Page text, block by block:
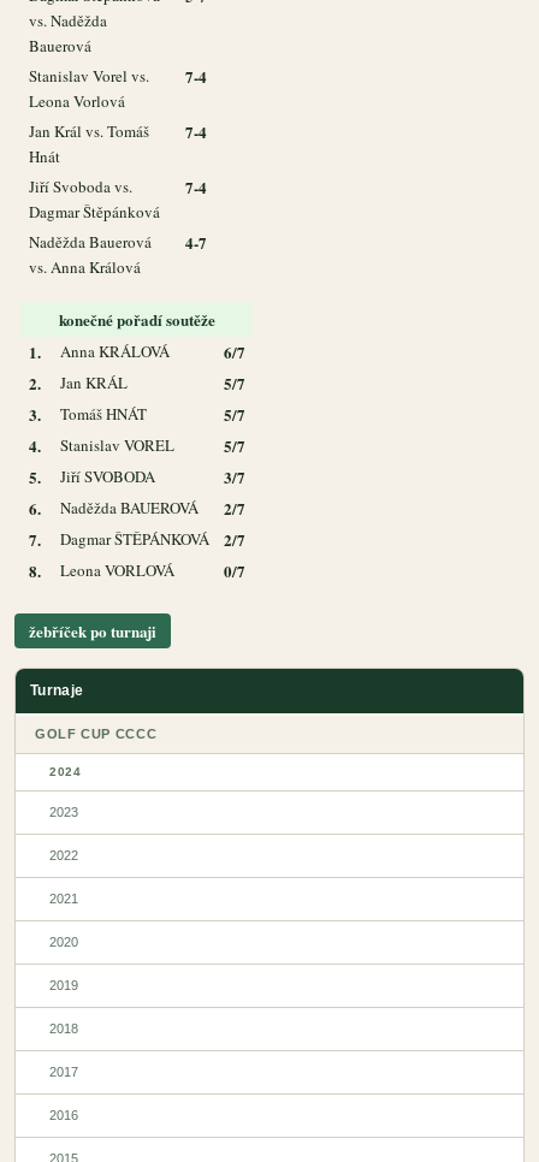
vs. Naděžda
Bauerová
Stanislav Vorel vs.
Leona Vorlová
7-4
Jan Král vs. Tomáš
Hnát
7-4
Jiří Svoboda vs.
Dagmar Štěpánková
7-4
Naděžda Bauerová
vs. Anna Králová
4-7
konečné pořadí soutěže
1.
Anna KRÁLOVÁ
6/7
2.
Jan KRÁL
5/7
3.
Tomáš HNÁT
5/7
4.
Stanislav VOREL
5/7
5.
Jiří SVOBODA
3/7
6.
Naděžda BAUEROVÁ
2/7
7.
Dagmar ŠTĚPÁNKOVÁ
2/7
8.
Leona VORLOVÁ 0/7
žebříček po turnaji
Turnaje
GOLF CUP CCCC
2024
2023
2022
2021
2020
2019
2018
2017
2016
2015